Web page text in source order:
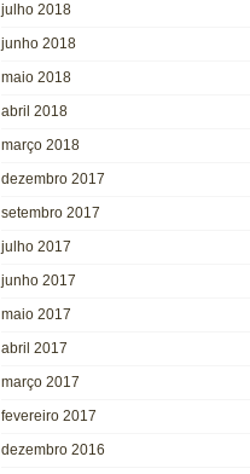
julho 2018
junho 2018
maio 2018
abril 2018
março 2018
dezembro 2017
setembro 2017
julho 2017
junho 2017
maio 2017
abril 2017
março 2017
fevereiro 2017
dezembro 2016